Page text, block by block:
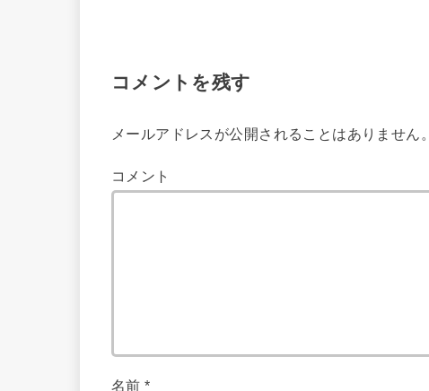
コメントを残す
メールアドレスが公開されることはありません。
コメント
名前*